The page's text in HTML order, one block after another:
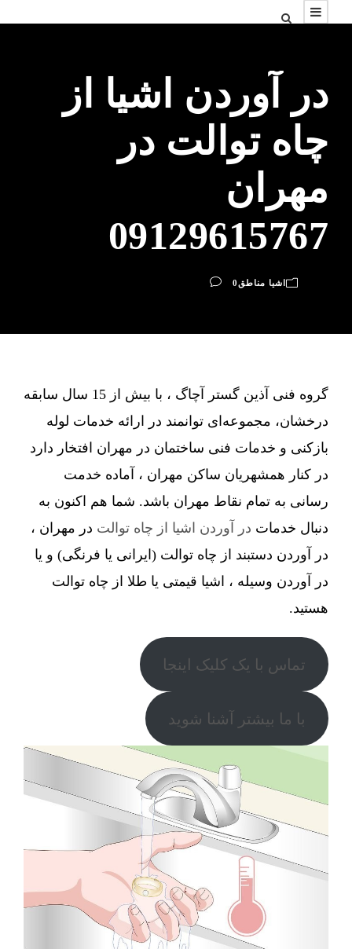
در آوردن اشیا از
چاه توالت در
مهران
09129615767
اشیا مناطق 0
گروه فنی آذین گستر آچاگ ، با بیش از 15 سال سابقه
درخشان، مجموعه‌ای توانمند در ارائه خدمات لوله
بازکنی و خدمات فنی ساختمان در مهران افتخار دارد
در کنار همشهریان ساکن مهران ، آماده خدمت
رسانی به تمام نقاط مهران باشد. شما هم اکنون به
دنبال خدمات در آوردن اشیا از چاه توالت در مهران ،
در آوردن دستبند از چاه توالت (ایرانی یا فرنگی) و یا
در آوردن وسیله ، اشیا قیمتی یا طلا از چاه توالت
هستید.
تماس با یک کلیک اینجا
با ما بیشتر آشنا شوید